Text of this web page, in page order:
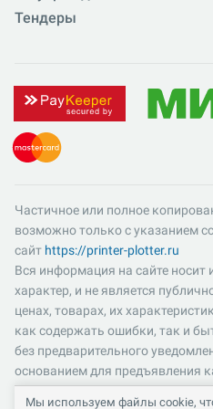
Тендеры
Частичное или полное
возможно только с указанием
сайт https://printer-plotter.ru
Вся информация на сайте
характер, и не является
ценах, товарах, их
как содержать ошибки, так и
без предварительного
основанием для предъявления
Пожалуйста, уточняйте
Мы используем файлы cookie,